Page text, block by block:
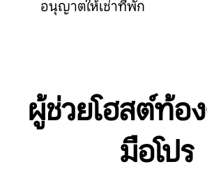
อนุญาตให้เช่าที่พัก
ผู้ช่วยโฮสต์ท้อ
มือโปร